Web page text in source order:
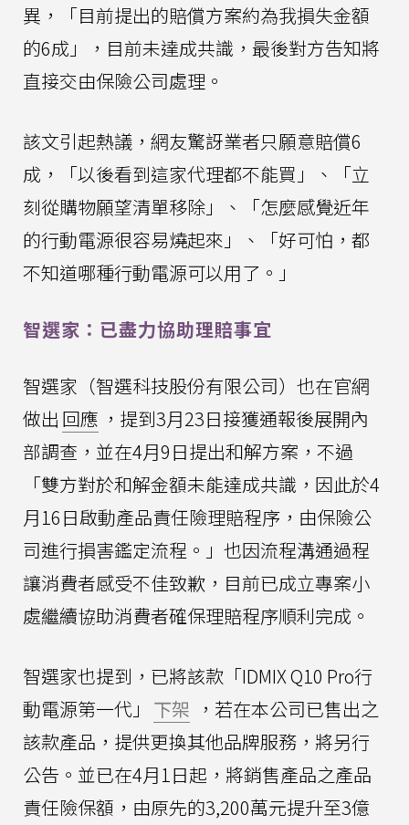
異，「目前提出的賠償方案約為我損失金額
的6成」，目前未達成共識，最後對方告知將
直接交由保險公司處理。
該文引起熱議，網友驚訝業者只願意賠償6
成，「以後看到這家代理都不能買」、「立
刻從購物願望清單移除」、「怎麼感覺近年
的行動電源很容易燒起來」、「好可怕，都
不知道哪種行動電源可以用了。」
智選家：已盡力協助理賠事宜
智選家（智選科技股份有限公司）也在官網
做出 回應 ，提到3月23日接獲通報後展開內
部調查，並在4月9日提出和解方案，不過
「雙方對於和解金額未能達成共識，因此於4
月16日啟動產品責任險理賠程序，由保險公
司進行損害鑑定流程。」也因流程溝通過程
讓消費者感受不佳致歉，目前已成立專案小
處繼續協助消費者確保理賠程序順利完成。
智選家也提到，已將該款「IDMIX Q10 Pro行
動電源第一代」 下架 ，若在本公司已售出之
該款產品，提供更換其他品牌服務，將另行
公告。並已在4月1日起，將銷售產品之產品
責任險保額，由原先的3,200萬元提升至3億